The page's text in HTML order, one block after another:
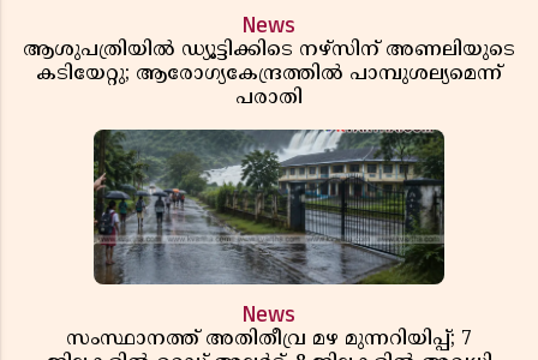
News
ആശുപത്രിയിൽ ഡ്യൂട്ടിക്കിടെ നഴ്സിന് അണലിയുടെ
കടിയേറ്റു; ആരോഗ്യകേന്ദ്രത്തിൽ പാമ്പുശല്യമെന്ന്
പരാതി
News
സംസ്ഥാനത്ത് അതിതീവ്ര മഴ മുന്നറിയിപ്പ്; 7